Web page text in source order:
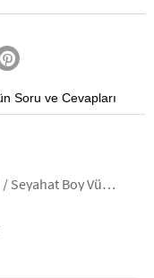
Soru ve Cevapları
Mahogany Teakwood / Seyahat Boy Vücut Kremi